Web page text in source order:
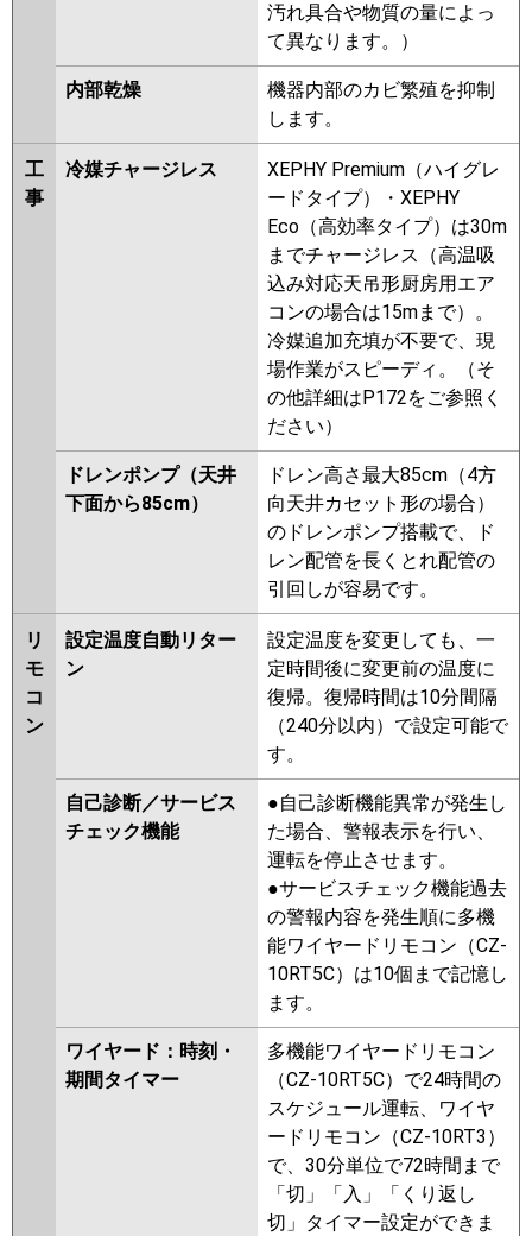
汚れ具合や物質の量によっ
て異なります。）
内部乾燥
機器内部のカビ繁殖を抑制
します。
工
事
冷媒チャージレス
XEPHY Premium（ハイグレ
ードタイプ）・XEPHY
Eco（高効率タイプ）は30m
までチャージレス（高温吸
込み対応天吊形厨房用エア
コンの場合は15mまで）。
冷媒追加充填が不要で、現
場作業がスピーディ。（そ
の他詳細はP172をご参照く
ださい）
ドレンポンプ（天井
下面から85cm）
ドレン高さ最大85cm（4方
向天井カセット形の場合）
のドレンポンプ搭載で、ド
レン配管を長くとれ配管の
引回しが容易です。
リ
モ
コ
ン
設定温度自動リター
ン
設定温度を変更しても、一
定時間後に変更前の温度に
復帰。復帰時間は10分間隔
（240分以内）で設定可能で
す。
自己診断／サービス
チェック機能
●自己診断機能異常が発生し
た場合、警報表示を行い、
運転を停止させます。
●サービスチェック機能過去
の警報内容を発生順に多機
能ワイヤードリモコン（CZ-
10RT5C）は10個まで記憶し
ます。
ワイヤード：時刻・
期間タイマー
多機能ワイヤードリモコン
（CZ-10RT5C）で24時間の
スケジュール運転、ワイヤ
ードリモコン（CZ-10RT3）
で、30分単位で72時間まで
「切」「入」「くり返し
切」タイマー設定ができま